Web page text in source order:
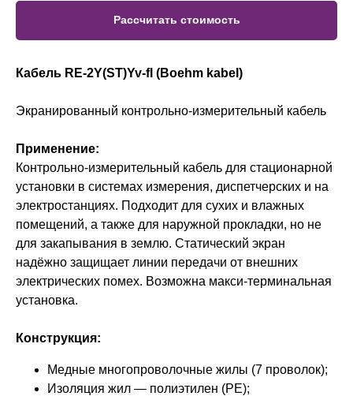
Рассчитать стоимость
Кабель RE-2Y(ST)Yv-fl (Boehm kabel)
Экранированный контрольно-измерительный кабель
Применение:
Контрольно-измерительный кабель для стационарной
установки в системах измерения, диспетчерских и на
электростанциях. Подходит для сухих и влажных
помещений, а также для наружной прокладки, но не
для закапывания в землю. Статический экран
надёжно защищает линии передачи от внешних
электрических помех. Возможна макси-терминальная
установка.
Конструкция:
Медные многопроволочные жилы (7 проволок);
Изоляция жил — полиэтилен (PE);